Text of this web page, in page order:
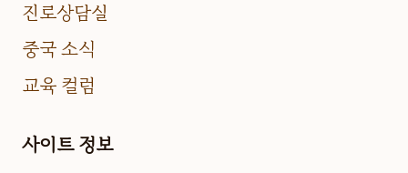
진로상담실
중국 소식
교육 컬럼
사이트 정보